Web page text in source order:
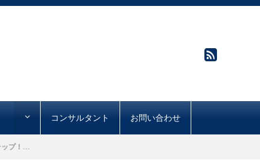
コンサルタント お問い合わせ
ップ！...